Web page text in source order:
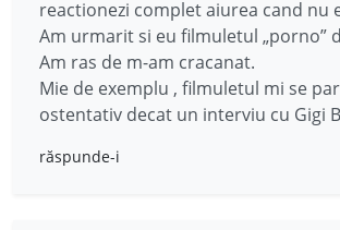
reactionezi complet aiurea cand nu
Am urmarit si eu filmuletul „porno”
Am ras de m-am cracanat.
Mie de exemplu , filmuletul mi se
ostentativ decat un interviu cu Gigi
răspunde-i